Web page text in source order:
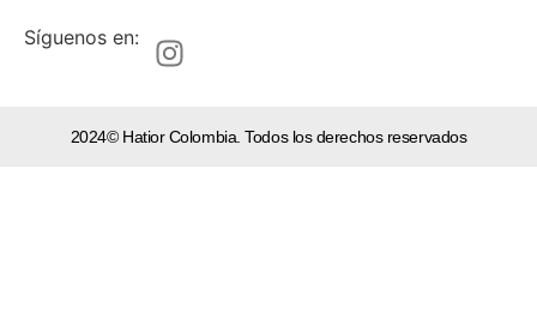
Síguenos en:
2024© Hatior Colombia. Todos los derechos reservados